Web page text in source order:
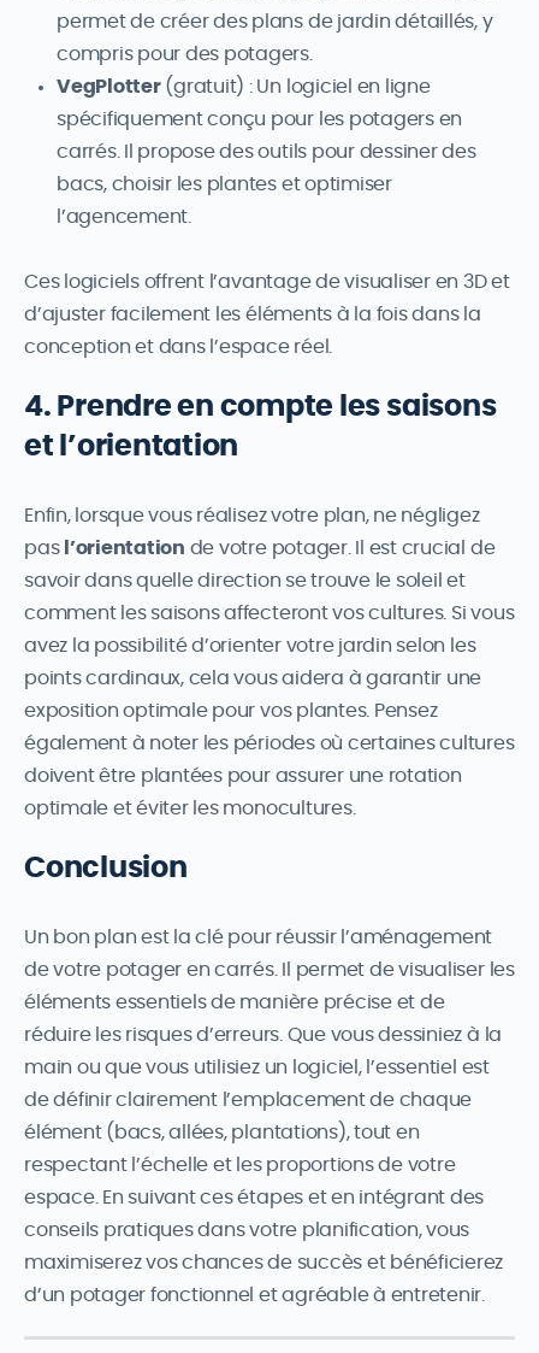
permet de créer des plans de jardin détaillés, y
compris pour des potagers.
VegPlotter(gratuit) : Un logiciel en ligne
spécifiquement conçu pour les potagers en
carrés. Il propose des outils pour dessiner des
bacs, choisir les plantes et optimiser
l’agencement.
Ces logiciels offrent l’avantage de visualiser en 3D et
d’ajuster facilement les éléments à la fois dans la
conception et dans l’espace réel.
4. Prendre en compte les saisons
et l’orientation
Enfin, lorsque vous réalisez votre plan, ne négligez
pas l’orientation de votre potager. Il est crucial de
savoir dans quelle direction se trouve le soleil et
comment les saisons affecteront vos cultures. Si vous
avez la possibilité d’orienter votre jardin selon les
points cardinaux, cela vous aidera à garantir une
exposition optimale pour vos plantes. Pensez
également à noter les périodes où certaines cultures
doivent être plantées pour assurer une rotation
optimale et éviter les monocultures.
Conclusion
Un bon plan est la clé pour réussir l’aménagement
de votre potager en carrés. Il permet de visualiser les
éléments essentiels de manière précise et de
réduire les risques d’erreurs. Que vous dessiniez à la
main ou que vous utilisiez un logiciel, l’essentiel est
de définir clairement l’emplacement de chaque
élément (bacs, allées, plantations), tout en
respectant l’échelle et les proportions de votre
espace. En suivant ces étapes et en intégrant des
conseils pratiques dans votre planification, vous
maximiserez vos chances de succès et bénéficierez
d’un potager fonctionnel et agréable à entretenir.